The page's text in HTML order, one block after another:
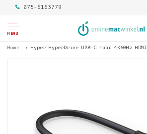
075-6163779
MENU
Home Hyper HyperDrive USB-C naar 4K60Hz HDMI